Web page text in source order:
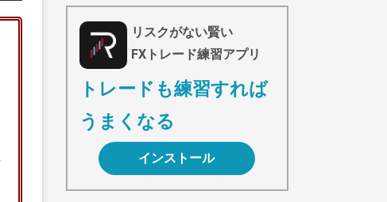
リスクがない賢い
FXトレード練習アプリ
トレードも練習すれば
うまくなる
インストール